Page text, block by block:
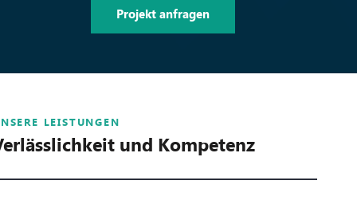
Projekt anfragen
LEISTUNGEN
und Kompetenz